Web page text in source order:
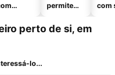
permitem
com
perto de si, em
lo...